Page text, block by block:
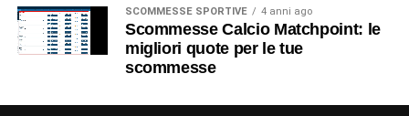
SCOMMESSE SPORTIVE 4 anni ago
Scommesse Calcio Matchpoint: le
migliori quote per le tue
scommesse